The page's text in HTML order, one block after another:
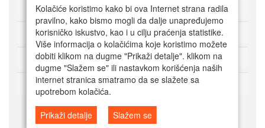
O Super alatima
Kako kupovati online
Korisnički servis
Način plaćanja
© Super alati 2024. Powered by Mala SRB Prodavnica doo, ESIR 618/1.0.1
Kolačiće koristimo kako bi ova Internet strana radila
pravilno, kako bismo mogli da dalje unapređujemo
korisničko iskustvo, kao i u cilju praćenja statistike.
Više informacija o kolačićima koje koristimo možete
dobiti klikom na dugme "Prikaži detalje". klikom na
dugme "Slažem se" ili nastavkom korišćenja naših
internet stranica smatramo da se slažete sa
upotrebom kolačića.
Prikaži detalje
Slažem se